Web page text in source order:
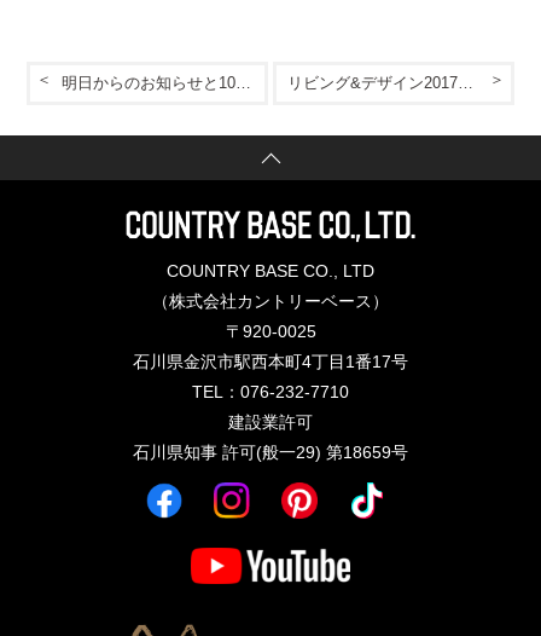
リビング&デザイン2017に出展します！
明日からのお知らせと10月のお知らせ！
COUNTRY BASE CO., LTD
（株式会社カントリーベース）
〒920-0025
石川県金沢市駅西本町4丁目1番17号
TEL：076-232-7710
建設業許可
石川県知事 許可(般一29) 第18659号